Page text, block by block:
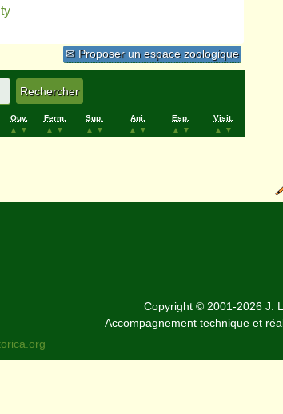
✉ Proposer un espace zoologique
Ouv.
▲
▼
Ferm.
▲
▼
Sup.
▲
▼
Ani.
▲
▼
Esp.
▲
▼
Visit.
▲
▼
Copyright © 2001-2026 J.
Accompagnement technique et